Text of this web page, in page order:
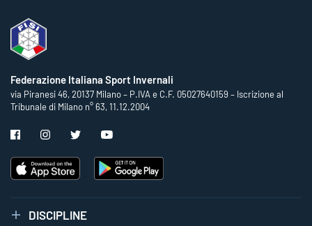
Federazione Italiana Sport Invernali
via Piranesi 46, 20137 Milano – P.IVA e C.F. 05027640159 – Iscrizione al
Tribunale di Milano n° 63, 11.12.2004
DISCIPLINE